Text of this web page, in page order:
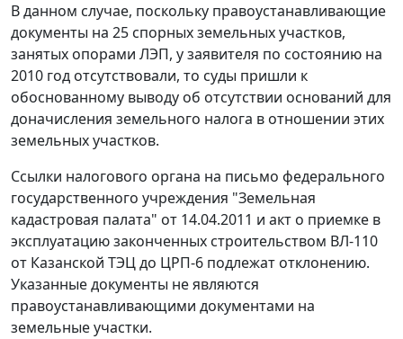
В данном случае, поскольку правоустанавливающие
документы на 25 спорных земельных участков,
занятых опорами ЛЭП, у заявителя по состоянию на
2010 год отсутствовали, то суды пришли к
обоснованному выводу об отсутствии оснований для
доначисления земельного налога в отношении этих
земельных участков.
Ссылки налогового органа на письмо федерального
государственного учреждения "Земельная
кадастровая палата" от 14.04.2011 и акт о приемке в
эксплуатацию законченных строительством ВЛ-110
от Казанской ТЭЦ до ЦРП-6 подлежат отклонению.
Указанные документы не являются
правоустанавливающими документами на
земельные участки.